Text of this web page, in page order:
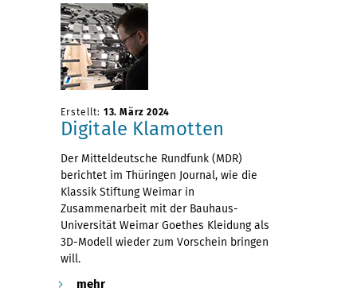
Erstellt: 13. März 2024
Digitale Klamotten
Der Mitteldeutsche Rundfunk (MDR)
berichtet im Thüringen Journal, wie die
Klassik Stiftung Weimar in
Zusammenarbeit mit der Bauhaus-
Universität Weimar Goethes Kleidung als
3D-Modell wieder zum Vorschein bringen
will.
mehr